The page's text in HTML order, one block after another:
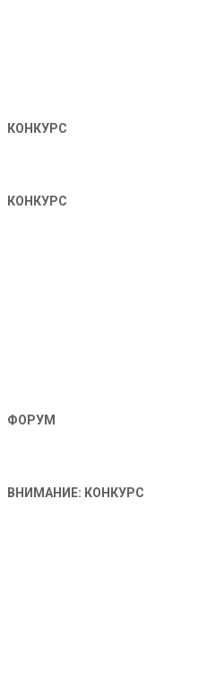
КОНКУРС
КОНКУРС
ФОРУМ
ВНИМАНИЕ: КОНКУРС